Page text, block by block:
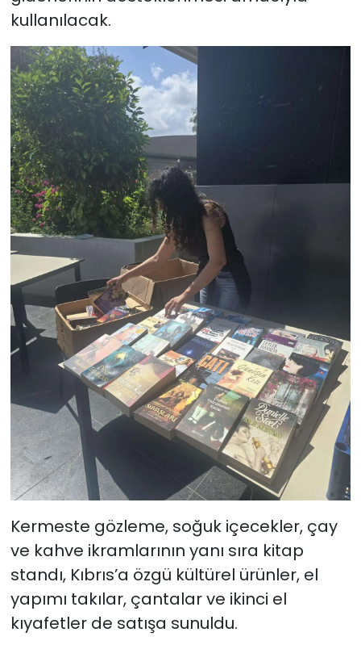
kullanılacak.
Kermeste gözleme, soğuk içecekler, çay
ve kahve ikramlarının yanı sıra kitap
standı, Kıbrıs’a özgü kültürel ürünler, el
yapımı takılar, çantalar ve ikinci el
kıyafetler de satışa sunuldu.